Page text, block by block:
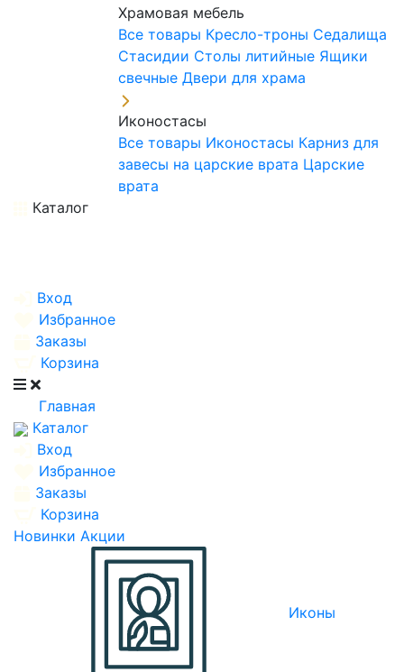
Храмовая мебель
Все товары Кресло-троны Седалища
Стасидии Столы литийные Ящики
свечные Двери для храма
Иконостасы
Все товары Иконостасы Карниз для
завесы на царские врата Царские
врата
Каталог
Вход
Избранное
Заказы
Корзина
Главная
Каталог
Вход
Избранное
Заказы
Корзина
Новинки Акции
Иконы